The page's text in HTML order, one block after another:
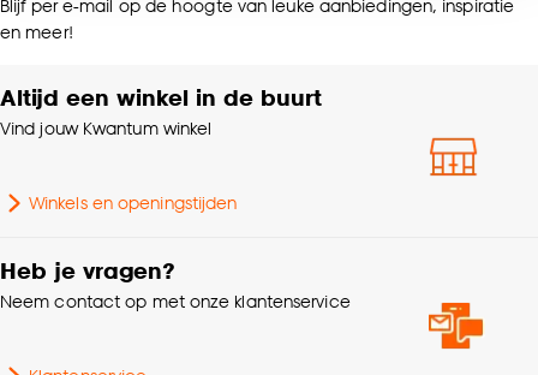
voor kiezen om bepaalde cookies wel of niet te
accepteren door op ‘Cookies aanpassen’ te
Goed om te weten is dat je deze keuze altijd nog
Blijf per e-mail op de hoogte van leuke aanbiedingen, inspiratie
en meer!
Altijd een winkel in de buurt
Vind jouw Kwantum winkel
Winkels en openingstijden
Heb je vragen?
Neem contact op met onze klantenservice